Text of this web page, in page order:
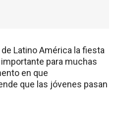
Latino América la fiesta
para muchas
en que
que las jóvenes pasan